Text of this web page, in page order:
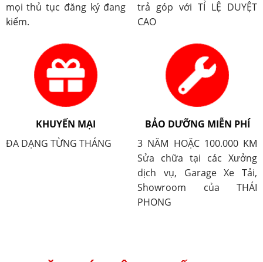
mọi thủ tục đăng ký đang
kiểm.
trả góp với TỈ LỆ DUYỆT
CAO
KHUYẾN MẠI
ĐA DẠNG TỪNG THÁNG
BẢO DƯỠNG MIỄN PHÍ
3 NĂM HOẶC 100.000 KM
Sửa chữa tại các Xưởng
dịch vụ, Garage Xe Tải,
Showroom của THÁI
PHONG